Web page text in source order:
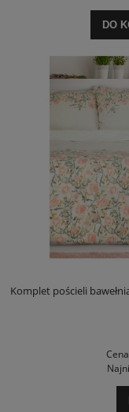
DO
Komplet pościeli